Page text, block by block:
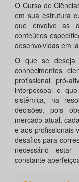
O Curso de
em sua estrutura
que envolve as
conteúdos
desenvolvidas em
O que se deseja
conhecimentos
profissional pró-
interpessoal e
sistêmica, na
decisões, pois
mercado atual,
e aos profissionais
desafios para
necessário
constante